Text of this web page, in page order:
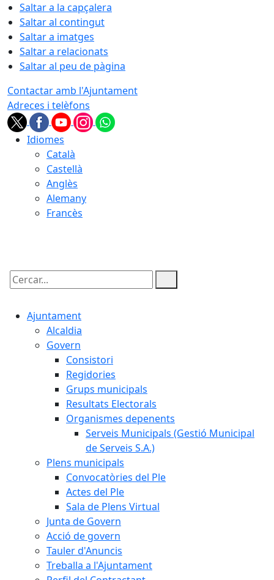
Saltar a la capçalera
Saltar al contingut
Saltar a imatges
Saltar a relacionats
Saltar al peu de pàgina
Contactar amb l'Ajuntament
Adreces i telèfons
Idiomes
Català
Castellà
Anglès
Alemany
Francès
Cercar:
Ajuntament
Alcaldia
Govern
Consistori
Regidories
Grups municipals
Resultats Electorals
Organismes depenents
Serveis Municipals (Gestió Municipal
de Serveis S.A.)
Plens municipals
Convocatòries del Ple
Actes del Ple
Sala de Plens Virtual
Junta de Govern
Acció de govern
Tauler d'Anuncis
Treballa a l'Ajuntament